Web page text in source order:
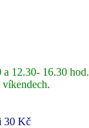
a 12.30- 16.30 hod.
30 Kč